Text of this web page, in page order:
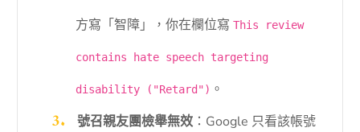
方寫「智障」，你在欄位寫 This review
contains hate speech targeting
disability ("Retard") 。
號召親友團檢舉無效：Google 只看該帳號